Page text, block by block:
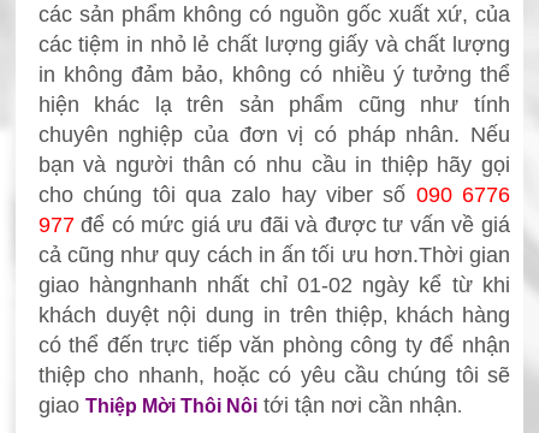
các sản phẩm không có nguồn gốc xuất xứ, của
các tiệm in nhỏ lẻ chất lượng giấy và chất lượng
in không đảm bảo, không có nhiều ý tưởng thể
hiện khác lạ trên sản phẩm cũng như tính
chuyên nghiệp của đơn vị có pháp nhân. Nếu
bạn và người thân có nhu cầu in thiệphãy gọi
cho chúng tôi qua zalo hay viber số 090 6776
977để có mức giá ưu đãi và được tư vấn về giá
cả cũng như quy cách in ấn tối ưu hơn.Thời gian
giao hàngnhanh nhất chỉ 01-02 ngày kể từ khi
khách duyệt nội dung in trên thiệp, khách hàng
có thể đến trực tiếp văn phòng công ty để nhận
thiệpcho nhanh, hoặc có yêu cầu chúng tôi sẽ
giao Thiệp Mời Thôi Nôi tới tận nơi cần nhận.